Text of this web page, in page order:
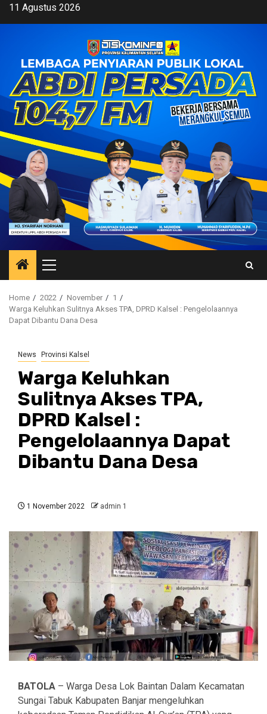
Skip11 Agustus 2026
Primary
Menu
Home 2022 November
1
Warga Keluhkan Sulitnya Akses TPA, DPRD Kalsel : Pengelolaannya
Dapat Dibantu Dana Desa
News Provinsi Kalsel
Warga Keluhkan
Sulitnya Akses TPA,
DPRD Kalsel :
Pengelolaannya Dapat
Dibantu Dana Desa
1 November 2022 admin 1
BATOLA – Warga Desa Lok Baintan Dalam Kecamatan
Sungai Tabuk Kabupaten Banjar mengeluhkan